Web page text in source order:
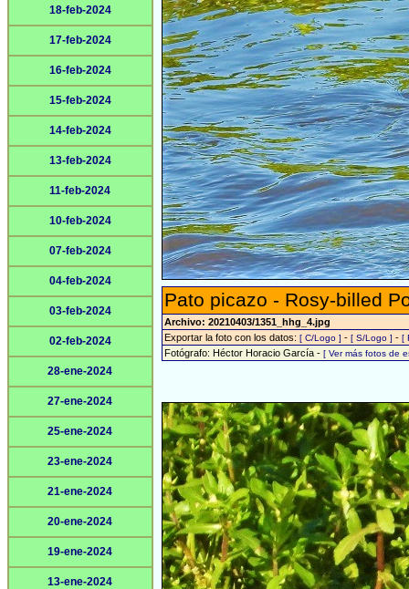
18-feb-2024
17-feb-2024
16-feb-2024
15-feb-2024
14-feb-2024
13-feb-2024
11-feb-2024
10-feb-2024
07-feb-2024
04-feb-2024
03-feb-2024
02-feb-2024
28-ene-2024
27-ene-2024
25-ene-2024
23-ene-2024
21-ene-2024
20-ene-2024
19-ene-2024
13-ene-2024
Pato picazo - Rosy-billed
Archivo: 20210403/1351_hhg_4.jpg
Exportar la foto con los datos: [ C/Logo ] - [ S/Logo ] - [
Fotógrafo: Héctor Horacio García - [ Ver más fotos de